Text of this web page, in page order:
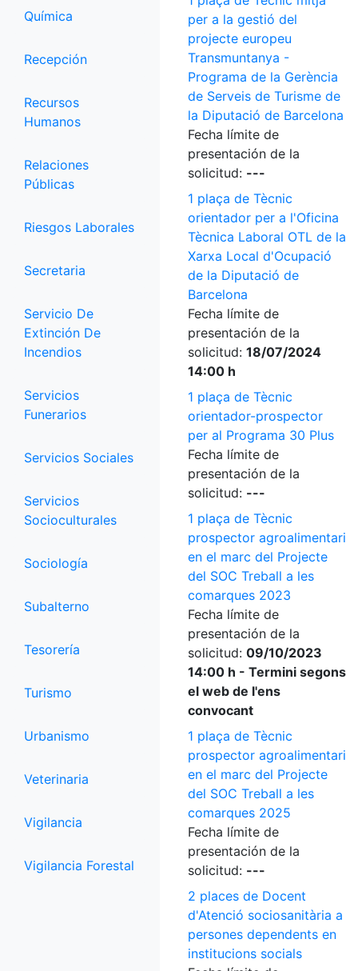
Química
Recepción
Recursos
Humanos
Relaciones
Públicas
Riesgos Laborales
Secretaria
Servicio De
Extinción De
Incendios
Servicios
Funerarios
Servicios Sociales
Servicios
Socioculturales
Sociología
Subalterno
Tesorería
Turismo
Urbanismo
Veterinaria
Vigilancia
Vigilancia Forestal
per a la gestió del
projecte europeu
Transmuntanya -
Programa de la Gerència
de Serveis de Turisme de
la Diputació de Barcelona
Fecha límite de
presentación de la
solicitud: ---
1 plaça de Tècnic
orientador per a l'Oficina
Tècnica Laboral OTL de la
Xarxa Local d'Ocupació
de la Diputació de
Barcelona
Fecha límite de
presentación de la
solicitud: 18/07/2024
14:00 h
1 plaça de Tècnic
orientador-prospector
per al Programa 30 Plus
Fecha límite de
presentación de la
solicitud: ---
1 plaça de Tècnic
prospector agroalimentari
en el marc del Projecte
del SOC Treball a les
comarques 2023
Fecha límite de
presentación de la
solicitud: 09/10/2023
14:00 h - Termini segons
el web de l'ens
convocant
1 plaça de Tècnic
prospector agroalimentari
en el marc del Projecte
del SOC Treball a les
comarques 2025
Fecha límite de
presentación de la
solicitud: ---
2 places de Docent
d'Atenció sociosanitària a
persones dependents en
institucions socials